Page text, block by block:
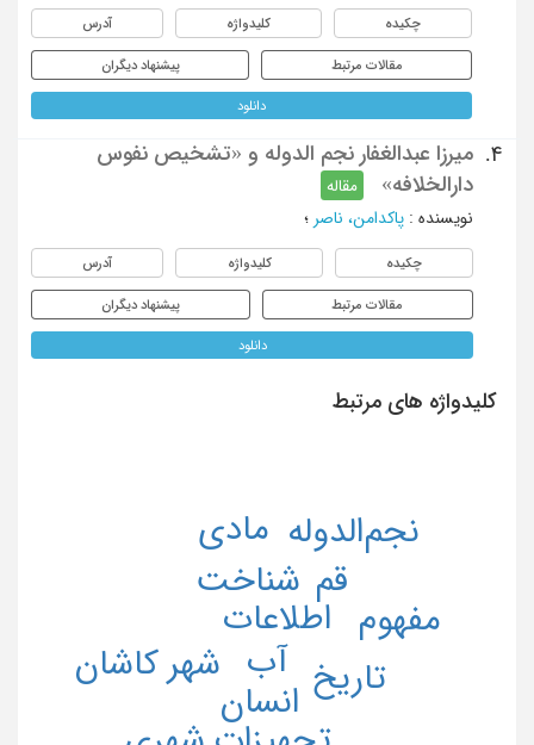
چکیده کلیدواژه آدرس
مقالات مرتبط پیشنهاد دیگران
دانلود
4.
میرزا عبدالغفار نجم الدوله و «تشخیص نفوس
دارالخلافه»
مقاله
نویسنده : پاکدامن، ناصر ؛
چکیده کلیدواژه آدرس
مقالات مرتبط پیشنهاد دیگران
دانلود
کلیدواژه های مرتبط
آب
اطلاعات
انسان
تاریخ
شناخت
شهر کاشان
قم
مادی
مفهوم
نجم‌الدوله